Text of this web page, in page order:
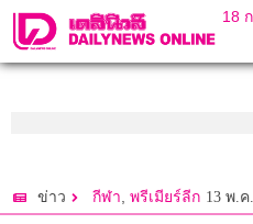
18
ข่าว กีฬา, พรีเมียร์ลีก 13 พ.ค